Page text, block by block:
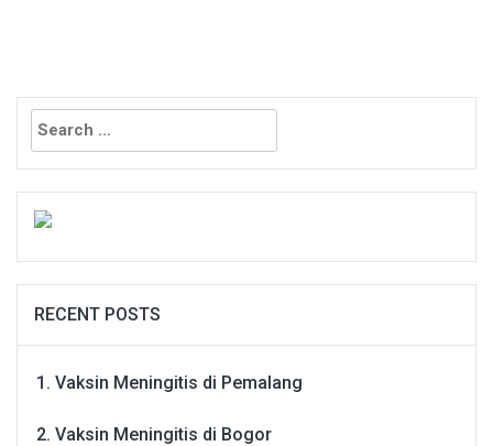
Search
for:
RECENT POSTS
Vaksin Meningitis di Pemalang
Vaksin Meningitis di Bogor